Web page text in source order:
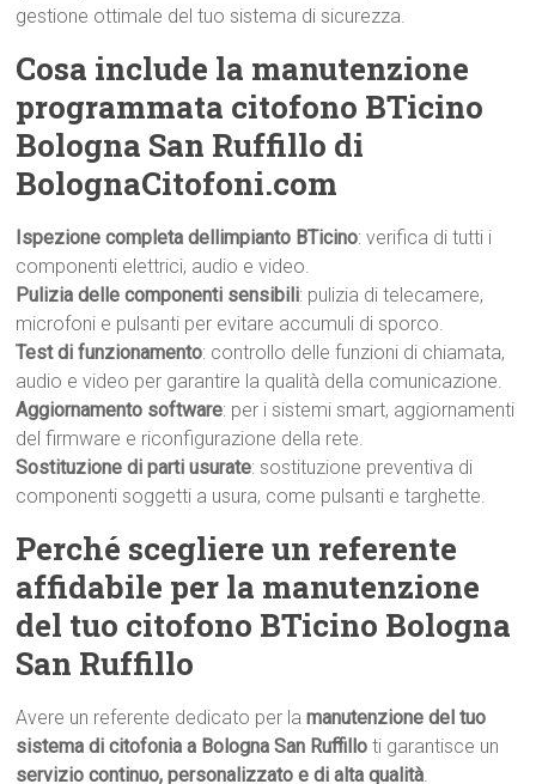
gestione ottimale del tuo sistema di sicurezza.
Cosa include la manutenzione
programmata citofono BTicino
Bologna San Ruffillo di
BolognaCitofoni.com
Ispezione completa dellimpianto BTicino: verifica di tutti i
componenti elettrici, audio e video.
Pulizia delle componenti sensibili: pulizia di telecamere,
microfoni e pulsanti per evitare accumuli di sporco.
Test di funzionamento: controllo delle funzioni di chiamata,
audio e video per garantire la qualità della comunicazione.
Aggiornamento software: per i sistemi smart, aggiornamenti
del firmware e riconfigurazione della rete.
Sostituzione di parti usurate: sostituzione preventiva di
componenti soggetti a usura, come pulsanti e targhette.
Perché scegliere un referente
affidabile per la manutenzione
del tuo citofono BTicino Bologna
San Ruffillo
Avere un referente dedicato per lamanutenzione del tuo
sistema di citofonia a Bologna San Ruffillo ti garantisce un
servizio continuo, personalizzato e di alta qualità.